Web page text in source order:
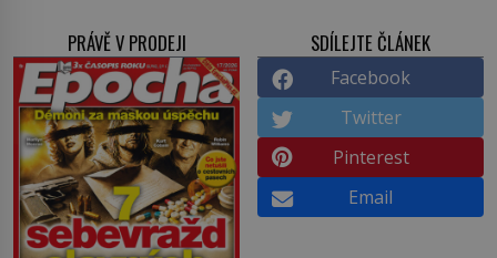
PRÁVĚ V PRODEJI SDÍLEJTE ČLÁNEK
Facebook
Twitter
Pinterest
Email